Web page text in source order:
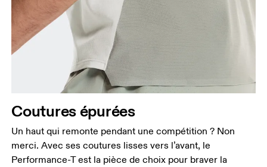
Coutures épurées
Un haut qui remonte pendant une compétition ? Non
merci. Avec ses coutures lisses vers l’avant, le
Performance-T est la pièce de choix pour braver la